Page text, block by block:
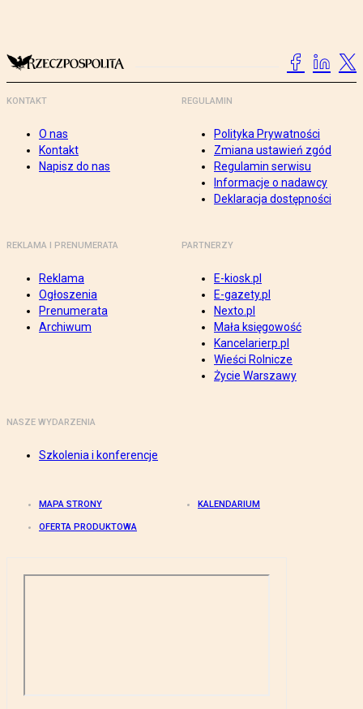
KONTAKT
O nas
Kontakt
Napisz do nas
REGULAMIN
Polityka Prywatności
Zmiana ustawień zgód
Regulamin serwisu
Informacje o nadawcy
Deklaracja dostępności
REKLAMA I PRENUMERATA
Reklama
Ogłoszenia
Prenumerata
Archiwum
PARTNERZY
E-kiosk.pl
E-gazety.pl
Nexto.pl
Mała księgowość
Kancelarierp.pl
Wieści Rolnicze
Życie Warszawy
NASZE WYDARZENIA
Szkolenia i konferencje
MAPA STRONY KALENDARIUM
OFERTA PRODUKTOWA